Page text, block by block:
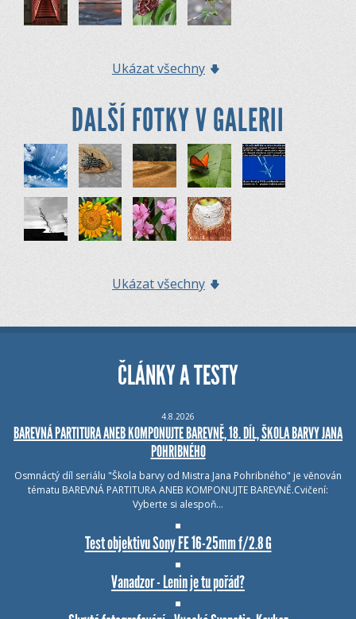
Ukázat všechny
DALŠÍ FOTKY V GALERII
Ukázat všechny
ČLÁNKY A TESTY
4.8.2026
BAREVNÁ PARTITURA ANEB KOMPONUJTE BAREVNĚ, 18. DÍL, ŠKOLA BARVY JANA
POHRIBNÉHO
Osmnáctý díl seriálu "Škola barvy od Mistra Jana Pohribného" je věnován
tématu BAREVNÁ PARTITURA ANEB KOMPONUJTE BAREVNĚ.Cvičení:
Vyberte si alespoň…
Test objektivu Sony FE 16-25mm f/2.8 G
Vanadzor - Lenin je tu pořád?